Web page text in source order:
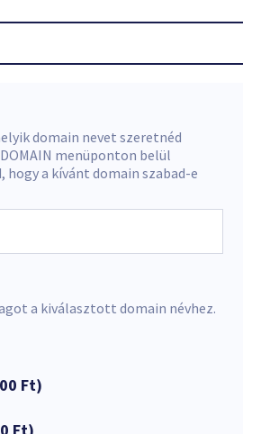
domain nevet szeretnéd
menüponton belül
a kívánt domain szabad-e
a kiválasztott domain névhez.
Ft)